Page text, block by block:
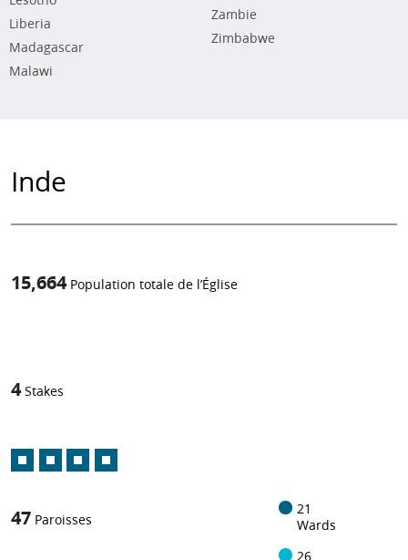
Liberia
Madagascar
Malawi
Zambie
Zimbabwe
Inde
15,664 Population totale de l’Église
4 Stakes
47 Paroisses
21
Wards
26